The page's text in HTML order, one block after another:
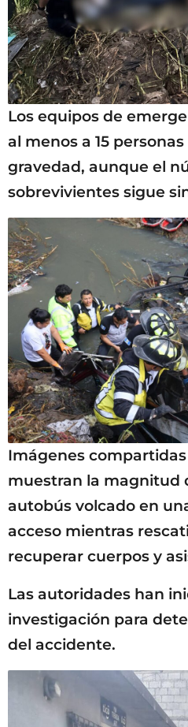
Los equipos de
al menos a 15
gravedad, aunque el
sobrevivientes sigue
Imágenes
muestran la magnitud
autobús volcado en
acceso mientras
recuperar cuerpos y
Las autoridades han
investigación para
del accidente.